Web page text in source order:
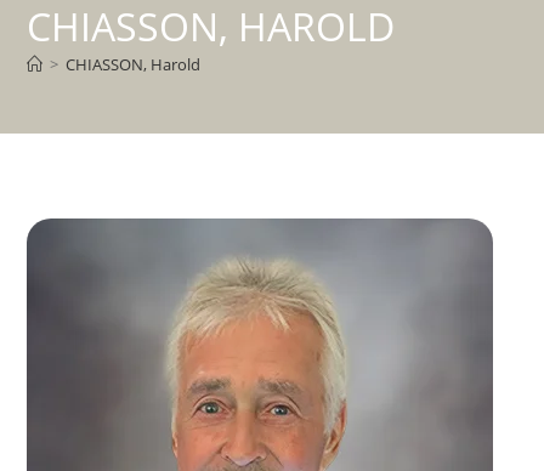
CHIASSON, HAROLD
> CHIASSON, Harold